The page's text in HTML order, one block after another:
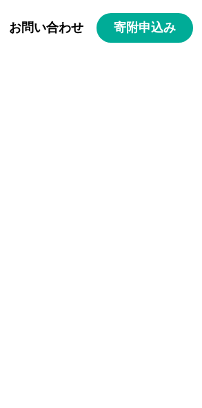
お問い合わせ 寄附申込み